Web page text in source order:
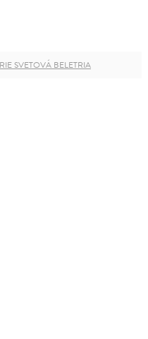
SVETOVÁ BELETRIA